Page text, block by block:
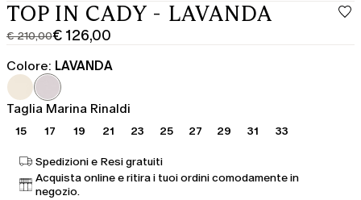
TOP IN CADY - LAVANDA
€ 210,00
Prezzo
originale
€
210,00
€ 126,00
Prezzo
corrente
€
126,00
Colore: LAVANDA
Taglia Marina Rinaldi
15 17 19 21 23 25 27 29 31 33
Spedizioni e Resi gratuiti
Acquista online e ritira i tuoi ordini comodamente in
negozio.